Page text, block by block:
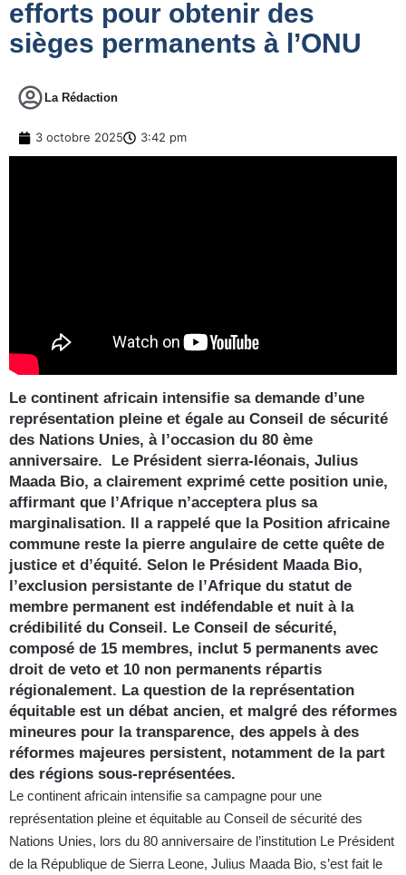
efforts pour obtenir des
sièges permanents à l’ONU
La Rédaction
3 octobre 2025 3:42 pm
Le continent africain intensifie sa demande d’une
représentation pleine et égale au Conseil de sécurité
des Nations Unies, à l’occasion du 80 ème
anniversaire. Le Président sierra-léonais, Julius
Maada Bio, a clairement exprimé cette position unie,
affirmant que l’Afrique n’acceptera plus sa
marginalisation. Il a rappelé que la Position africaine
commune reste la pierre angulaire de cette quête de
justice et d’équité. Selon le Président Maada Bio,
l’exclusion persistante de l’Afrique du statut de
membre permanent est indéfendable et nuit à la
crédibilité du Conseil. Le Conseil de sécurité,
composé de 15 membres, inclut 5 permanents avec
droit de veto et 10 non permanents répartis
régionalement. La question de la représentation
équitable est un débat ancien, et malgré des réformes
mineures pour la transparence, des appels à des
réformes majeures persistent, notamment de la part
des régions sous-représentées.
Le continent africain intensifie sa campagne pour une
représentation pleine et équitable au Conseil de sécurité des
Nations Unies, lors du 80 anniversaire de l’institution Le Président
de la République de Sierra Leone, Julius Maada Bio, s’est fait le